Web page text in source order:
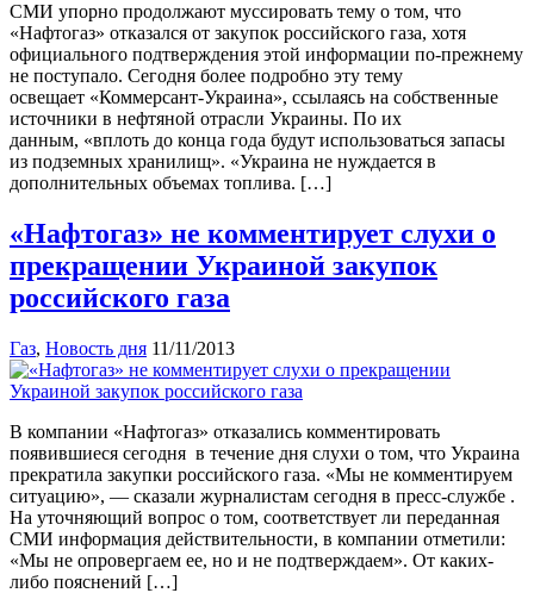
СМИ упорно продолжают муссировать тему о том, что
«Нафтогаз» отказался от закупок российского газа, хотя
официального подтверждения этой информации по-прежнему
не поступало. Сегодня более подробно эту тему
освещает «Коммерсант-Украина», ссылаясь на собственные
источники в нефтяной отрасли Украины. По их
данным, «вплоть до конца года будут использоваться запасы
из подземных хранилищ». «Украина не нуждается в
дополнительных объемах топлива. […]
«Нафтогаз» не комментирует слухи о
прекращении Украиной закупок
российского газа
Газ, Новость дня 11/11/2013
В компании «Нафтогаз» отказались комментировать
появившиеся сегодня в течение дня слухи о том, что Украина
прекратила закупки российского газа. «Мы не комментируем
ситуацию», — сказали журналистам сегодня в пресс-службе .
На уточняющий вопрос о том, соответствует ли переданная
СМИ информация действительности, в компании отметили:
«Мы не опровергаем ее, но и не подтверждаем». От каких-
либо пояснений […]